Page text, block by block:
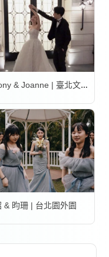
Antony & Joanne | 臺北文華東方酒店
& 昀珊 | 台北園外園